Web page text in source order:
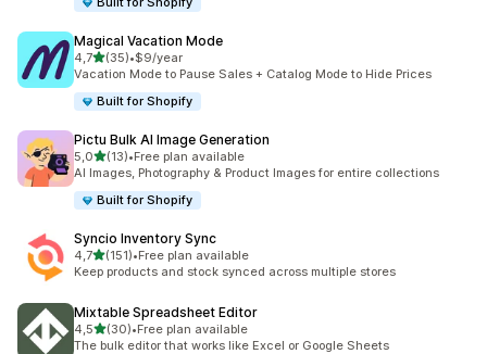
Magical Vacation Mode
4,7av 5 stjerner
(35)
Totalt 35 omtaler
•$9/year
Vacation Mode to Pause Sales + Catalog Mode to Hide Prices
Built for Shopify
Pictu Bulk AI Image Generation
5,0av 5 stjerner
(13)
Totalt 13 omtaler
•Free plan available
AI Images, Photography & Product Images for entire collections
Built for Shopify
Syncio Inventory Sync
4,7av 5 stjerner
(151)
Totalt 151 omtaler
•Free plan available
Keep products and stock synced across multiple stores
Mixtable Spreadsheet Editor
4,5av 5 stjerner
(30)
Totalt 30 omtaler
•Free plan available
The bulk editor that works like Excel or Google Sheets